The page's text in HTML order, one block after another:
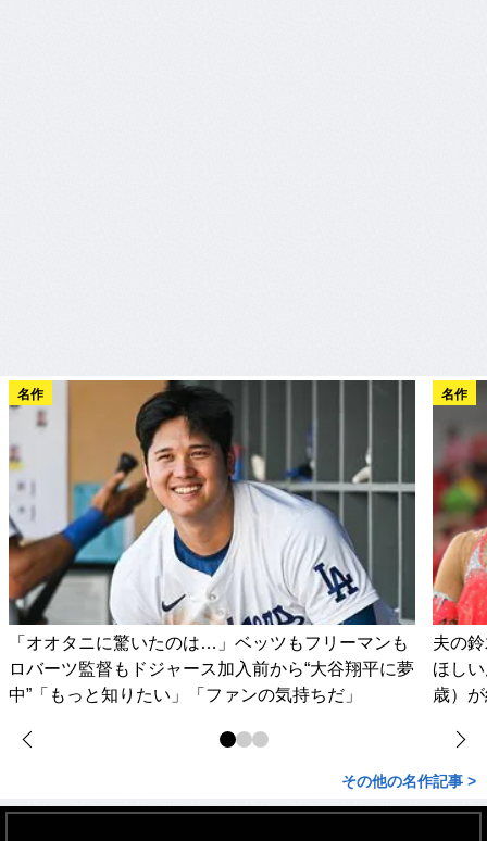
名作
「オオタニに驚いたのは…」ベッツもフリーマンも
ロバーツ監督もドジャース加入前から“大谷翔平に夢
中”「もっと知りたい」「ファンの気持ちだ」
名作
夫の
ほし
歳）
その他の名作記事 >